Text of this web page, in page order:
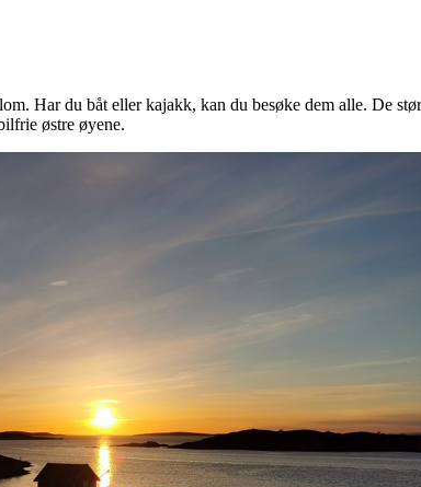
Har du båt eller kajakk, kan du besøke dem alle. De
østre øyene.